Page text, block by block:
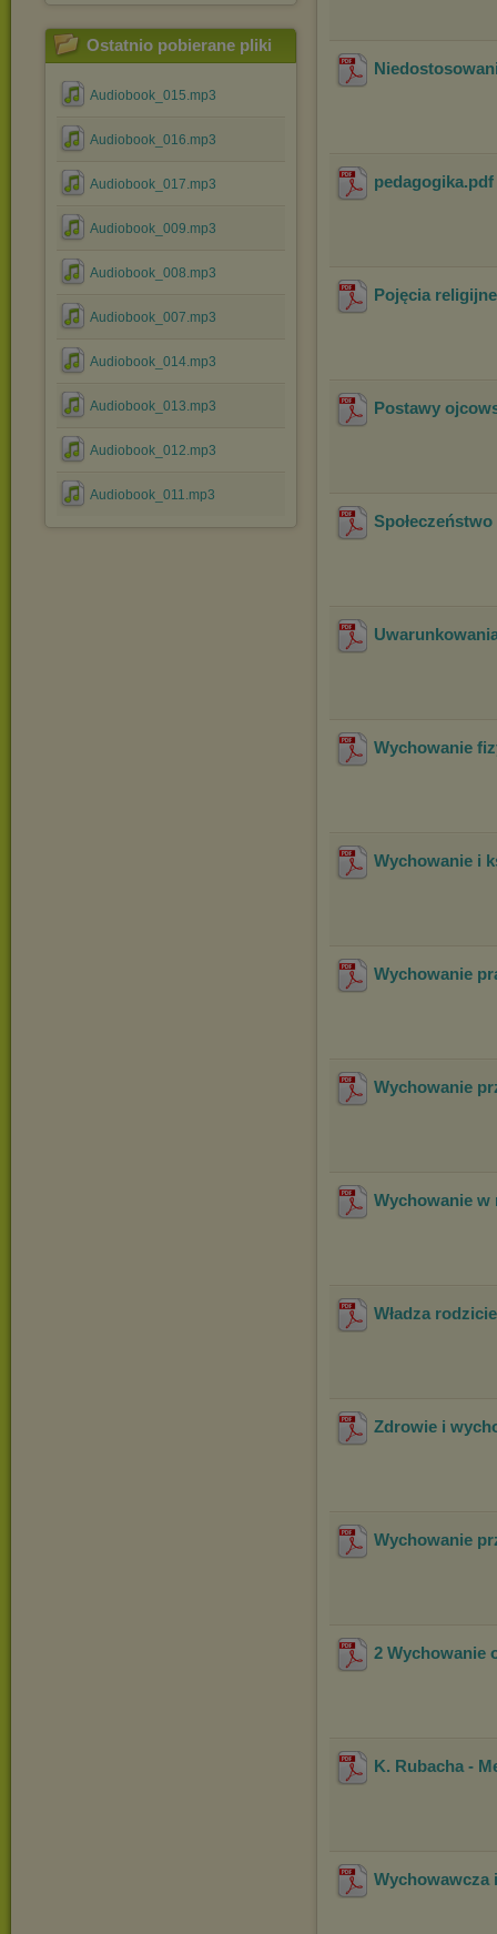
Ostatnio pobierane pliki
Audiobook_015.mp3
Audiobook_016.mp3
Audiobook_017.mp3
Audiobook_009.mp3
Audiobook_008.mp3
Audiobook_007.mp3
Audiobook_014.mp3
Audiobook_013.mp3
Audiobook_012.mp3
Audiobook_011.mp3
pedagogika.pdf
Pojęcia religijne
Postawy
Wychowanie
Wychowanie i
Wychowanie
Wychowanie
Wychowanie
Władza
Zdrowie i
Wychowanie
2 Wychowanie
K. Rubacha -
Wychowawcza